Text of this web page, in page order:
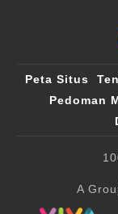
Peta Situs
Pedoman
A